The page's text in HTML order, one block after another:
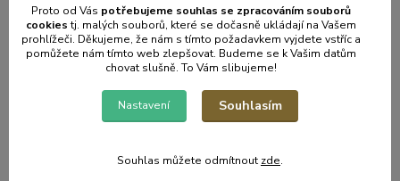
DPH
Přidat do košíku
DPH
Přidat do košíku
Proto od Vás potřebujeme souhlas se zpracováním souborů
cookiestj. malých souborů, které se dočasně ukládají na Vašem
prohlížeči. Děkujeme, že nám s tímto požadavkem vyjdete vstříc a
pomůžete nám tímto web zlepšovat. Budeme se k Vašim datům
chovat slušně. To Vám slibujeme!
Nastavení Souhlasím
Souhlas můžete odmítnout zde.